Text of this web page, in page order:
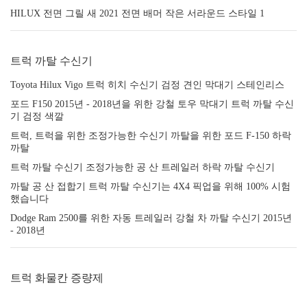
HILUX 전면 그릴 새 2021 전면 배머 작은 서라운드 스타일 1
트럭 까탈 수신기
Toyota Hilux Vigo 트럭 히치 수신기 검정 견인 막대기 스테인리스
포드 F150 2015년 - 2018년을 위한 강철 토우 막대기 트럭 까탈 수신
기 검정 색깔
트럭, 트럭을 위한 조정가능한 수신기 까탈을 위한 포드 F-150 하락
까탈
트럭 까탈 수신기 조정가능한 공 산 트레일러 하락 까탈 수신기
까탈 공 산 접합기 트럭 까탈 수신기는 4X4 픽업을 위해 100% 시험
했습니다
Dodge Ram 2500를 위한 자동 트레일러 강철 차 까탈 수신기 2015년
- 2018년
트럭 화물칸 증량제